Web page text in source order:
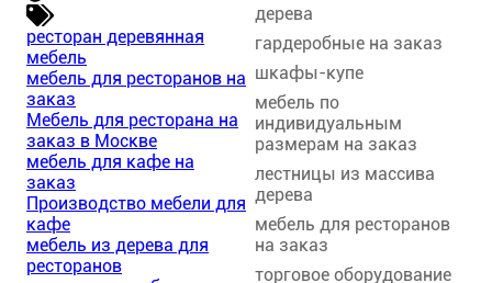
ресторан деревянная
мебель
мебель для ресторанов на
заказ
Мебель для ресторана на
заказ в Москве
мебель для кафе на
заказ
Производство мебели для
кафе
мебель из дерева для
ресторанов
дерева
гардеробные на заказ
шкафы-купе
мебель по
индивидуальным
размерам на заказ
лестницы из массива
дерева
мебель для ресторанов
на заказ
торговое оборудование